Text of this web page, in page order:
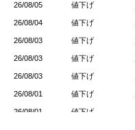
26/08/05 値下げ
26/08/04 値下げ
26/08/03 値下げ
26/08/03 値下げ
26/08/03 値下げ
26/08/01 値下げ
26/08/01 値下げ